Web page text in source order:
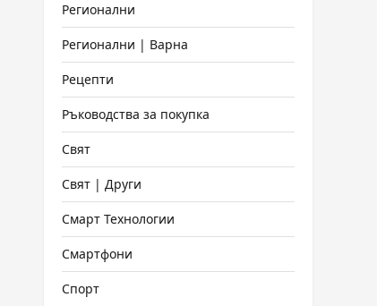
Регионални
Регионални | Варна
Рецепти
Ръководства за покупка
Свят
Свят | Други
Смарт Технологии
Смартфони
Спорт